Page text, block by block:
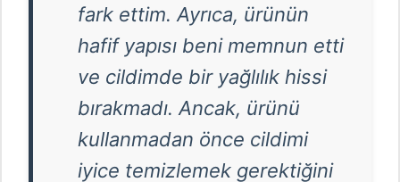
fark ettim. Ayrıca, ürünün
hafif yapısı beni memnun etti
ve cildimde bir yağlılık hissi
bırakmadı. Ancak, ürünü
kullanmadan önce cildimi
iyice temizlemek gerektiğini